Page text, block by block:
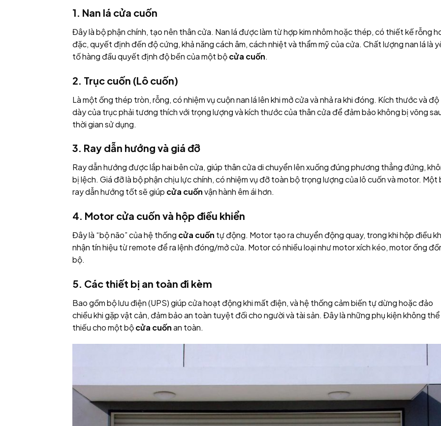
1. Nan lá cửa cuốn
Đây là bộ phận chính, tạo nên thân cửa. Nan lá được làm từ hợp kim nhôm hoặc thép, có thiết kế rỗng
đặc, quyết định đến độ cứng, khả năng cách âm, cách nhiệt và thẩm mỹ của cửa. Chất lượng nan lá là
tố hàng đầu quyết định độ bền của một bộcửa cuốn.
2. Trục cuốn (Lô cuốn)
Là một ống thép tròn, rỗng, có nhiệm vụ cuộn nan lá lên khi mở cửa và nhả ra khi đóng. Kích thước và độ
dày của trục phải tương thích với trọng lượng và kích thước của thân cửa để đảm bảo không bị võng
thời gian sử dụng.
3. Ray dẫn hướng và giá đỡ
Ray dẫn hướng được lắp hai bên cửa, giúp thân cửa di chuyển lên xuống đúng phương thẳng đứng,
bị lệch. Giá đỡ là bộ phận chịu lực chính, có nhiệm vụ đỡ toàn bộ trọng lượng của lô cuốn và motor. Một
ray dẫn hướng tốt sẽ giúp cửa cuốnvận hành êm ái hơn.
4. Motor cửa cuốn và hộp điều khiển
Đây là “bộ não” của hệ thống cửa cuốn tự động. Motor tạo ra chuyển động quay, trong khi hộp điều
nhận tín hiệu từ remote để ra lệnh đóng/mở cửa. Motor có nhiều loại như motor xích kéo, motor ống
bộ.
5. Các thiết bị an toàn đi kèm
Bao gồm bộ lưu điện (UPS) giúp cửa hoạt động khi mất điện, và hệ thống cảm biến tự dừng hoặc đảo
chiều khi gặp vật cản, đảm bảo an toàn tuyệt đối cho người và tài sản. Đây là những phụ kiện không thể
thiếu cho một bộcửa cuốnan toàn.